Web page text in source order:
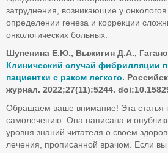
затруднения, возникающие у
определении генеза и коррекции
онкологических больных.
Шупенина Е.Ю., Выжигин Д.А.,
Клинический случай фибрилляции
пациентки с раком легкого.
журнал. 2022;27(11):5244.
Обращаем ваше внимание! Эта статья
самолечению. Она написана и
уровня знаний читателя о своём
лечения, прописанной врачом. Если